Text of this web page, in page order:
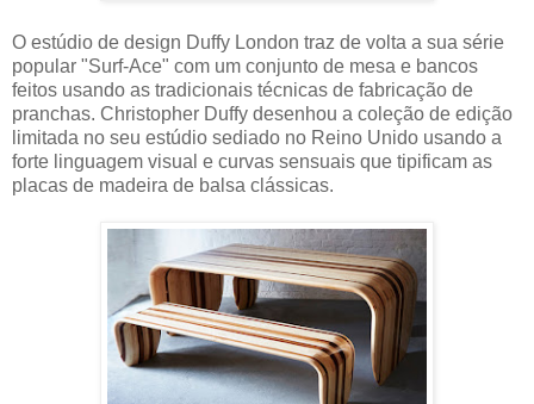
O estúdio de design Duffy London traz de volta a sua série
popular "Surf-Ace" com um conjunto de mesa e bancos
feitos usando as tradicionais técnicas de fabricação de
pranchas. Christopher Duffy desenhou a coleção de edição
limitada no seu estúdio sediado no Reino Unido usando a
forte linguagem visual e curvas sensuais que tipificam as
placas de madeira de balsa clássicas.